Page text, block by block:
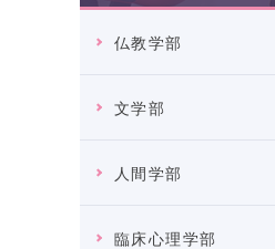
仏教学部
文学部
人間学部
臨床心理学部